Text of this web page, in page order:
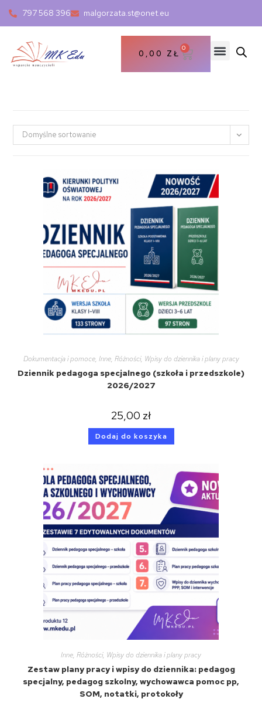
797 568 396 malgorzata.st@onet.eu
0,00 ZŁ
0
Domyślne sortowanie
Dokumentacja i pomoce, Inne, Różności, Wpisy do dziennika i plany pracy
Dziennik pedagoga specjalnego (szkoła i przedszkole)
2026/2027
25,00 zł
Dodaj do koszyka
Inne, Różności, Wpisy do dziennika i plany pracy
Zestaw plany pracy i wpisy do dziennika: pedagog
specjalny, pedagog szkolny, wychowawca pomoc pp,
SOM, notatki, protokoły